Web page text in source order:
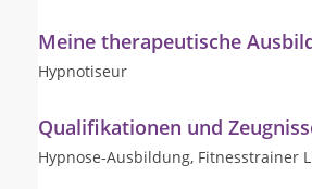
Meine therapeutische
Hypnotiseur
Qualifikationen und
Hypnose-Ausbildung, Fitnesstrainer